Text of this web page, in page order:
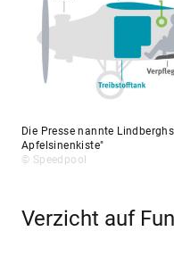
Die Presse nannte
Apfelsinenkiste"
© Speedpool
Verzicht auf